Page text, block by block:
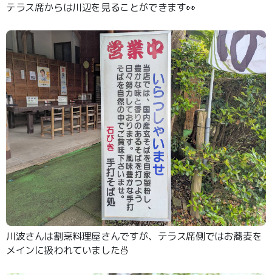
テラス席からは川辺を見ることができます👀
川波さんは割烹料理屋さんですが、テラス席側ではお蕎麦を
メインに扱われていました🍜